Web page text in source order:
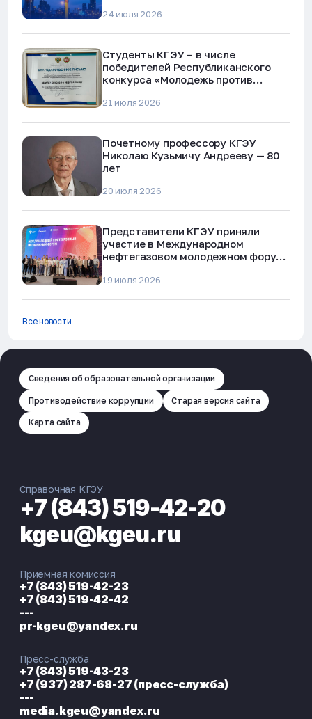
24 июля 2026
Студенты КГЭУ – в числе
победителей Республиканского
конкурса «Молодежь против
мошенничества»
21 июля 2026
Почетному профессору КГЭУ
Николаю Кузьмичу Андрееву — 80
лет
20 июля 2026
Представители КГЭУ приняли
участие в Международном
нефтегазовом молодежном форуме
19 июля 2026
Все новости
Сведения об образовательной организации
Противодействие коррупции Старая версия сайта
Карта сайта
Справочная КГЭУ
+7 (843) 519-42-20
kgeu@kgeu.ru
Приемная комиссия
+7 (843) 519-42-23
+7 (843) 519-42-42
---
pr-kgeu@yandex.ru
Пресс-служба
+7 (843) 519-43-23
+7 (937) 287-68-27 (пресс-служба)
---
media.kgeu@yandex.ru